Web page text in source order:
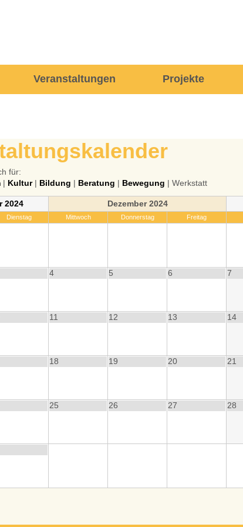
Veranstaltungen Projekte
für:
| Kultur| Bildung | Beratung | Bewegung | Werkstatt
2024 Dezember 2024
Dienstag Mittwoch Donnerstag Freitag
4 5 6 7
11 12 13 14
18 19 20 21
25 26 27 28